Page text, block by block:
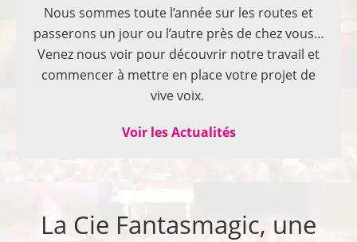
Nous sommes toute l’année sur les routes et
passerons un jour ou l’autre près de chez vous…
Venez nous voir pour découvrir notre travail et
commencer à mettre en place votre projet de
vive voix.
Voir les Actualités
La Cie Fantasmagic, une